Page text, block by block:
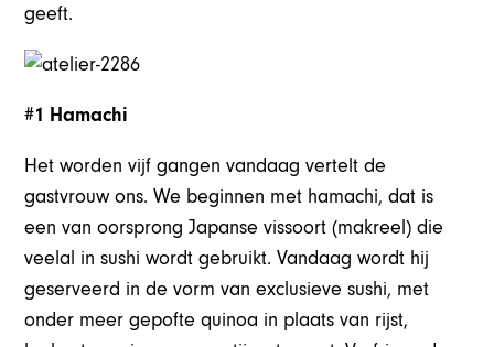
geeft.
#1 Hamachi
Het worden vijf gangen vandaag vertelt de
gastvrouw ons. We beginnen met hamachi, dat is
een van oorsprong Japanse vissoort (makreel) die
veelal in sushi wordt gebruikt. Vandaag wordt hij
geserveerd in de vorm van exclusieve sushi, met
onder meer gepofte quinoa in plaats van rijst,